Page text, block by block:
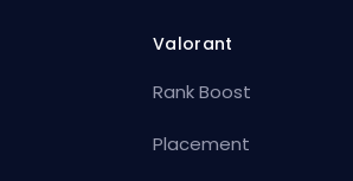
Valorant
Rank Boost
Placement